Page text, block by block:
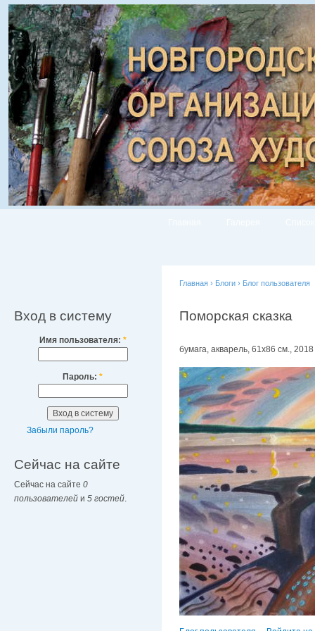
Вход в систему
Имя пользователя: *
Пароль: *
Забыли пароль?
Сейчас на сайте
Сейчас на сайте 0
пользователей и 5 гостей
Главная › Блоги › Блог пользователя
Поморская сказка
бумага, акварель, 61х86 см., 2018